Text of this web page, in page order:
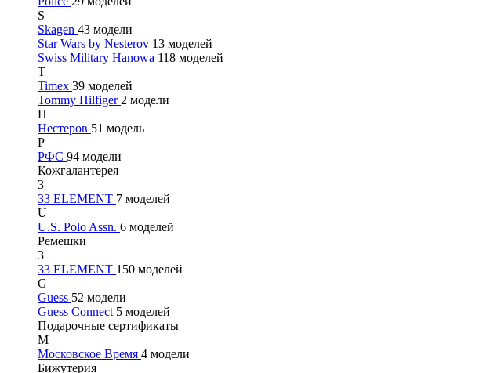
S
Skagen 43 модели
Star Wars by Nesterov 13 моделей
Swiss Military Hanowa 118 моделей
T
Timex 39 моделей
Tommy Hilfiger 2 модели
Н
Нестеров 51 модель
Р
РФС 94 модели
Кожгалантерея
3
33 ELEMENT 7 моделей
U
U.S. Polo Assn. 6 моделей
Ремешки
3
33 ELEMENT 150 моделей
G
Guess 52 модели
Guess Connect 5 моделей
Подарочные сертификаты
М
Московское Время 4 модели
Бижутерия